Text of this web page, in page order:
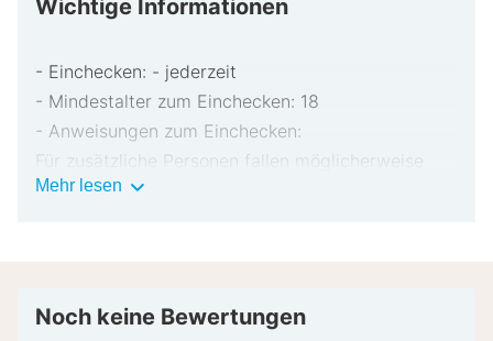
Wichtige Informationen
- Einchecken: - jederzeit
- Mindestalter zum Einchecken: 18
- Anweisungen zum Einchecken:
Für zusätzliche Personen fallen möglicherweise
Gebühren an, die abhängig von den Bestimmungen
bar für unvorhergesehene Aufwendungen verlangt.
Mehr lesen Wichtige
Noch keine Bewertungen